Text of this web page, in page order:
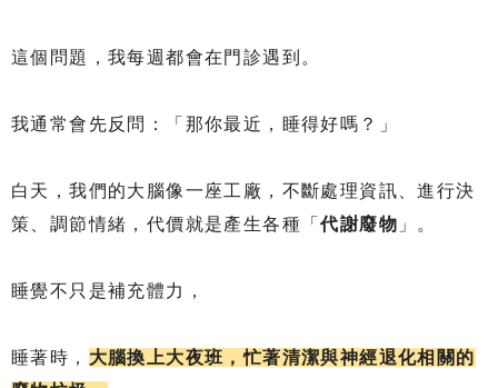
這個問題，我每週都會在門診遇到。
我通常會先反問：「那你最近，睡得好嗎？」
白天，我們的大腦像一座工廠，不斷處理資訊、進行決
策、調節情緒，代價就是產生各種「代謝廢物 」。
睡覺不只是補充體力，
睡著時， 大腦換上大夜班，忙著清潔與神經退化相關的